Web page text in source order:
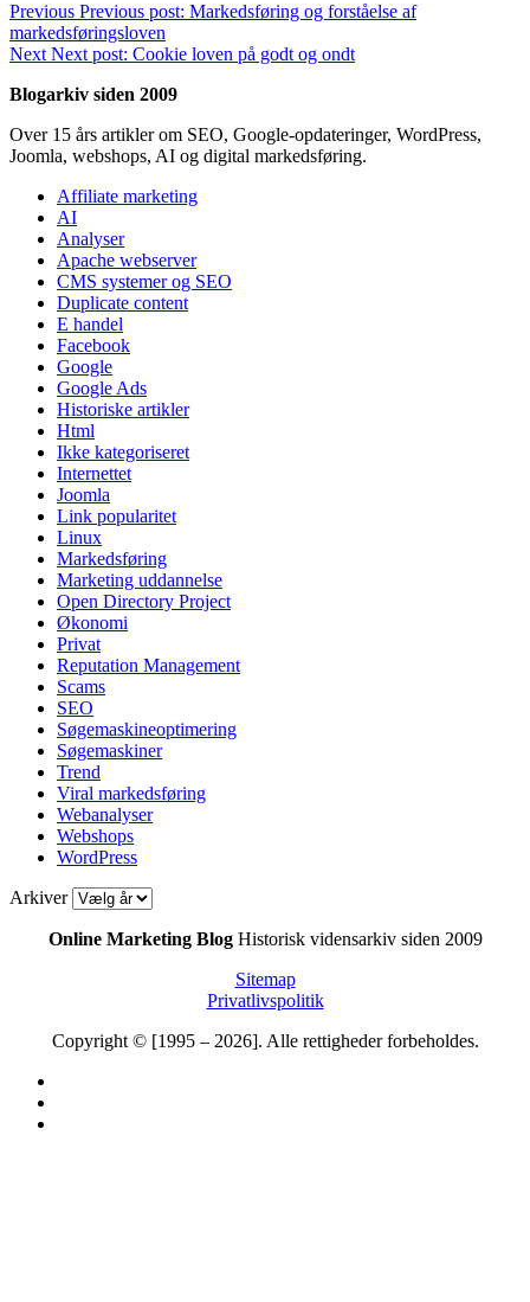
Previous Previous post: Markedsføring og forståelse af
markedsføringsloven
Next Next post: Cookie loven på godt og ondt
Blogarkiv siden 2009
Over 15 års artikler om SEO, Google-opdateringer, WordPress,
Joomla, webshops, AI og digital markedsføring.
Affiliate marketing
AI
Analyser
Apache webserver
CMS systemer og SEO
Duplicate content
E handel
Facebook
Google
Google Ads
Historiske artikler
Html
Ikke kategoriseret
Internettet
Joomla
Link popularitet
Linux
Markedsføring
Marketing uddannelse
Open Directory Project
Økonomi
Privat
Reputation Management
Scams
SEO
Søgemaskineoptimering
Søgemaskiner
Trend
Viral markedsføring
Webanalyser
Webshops
WordPress
Arkiver
Online Marketing BlogHistorisk vidensarkiv siden 2009
Sitemap
Privatlivspolitik
Copyright © [1995 – 2026]. Alle rettigheder forbeholdes.